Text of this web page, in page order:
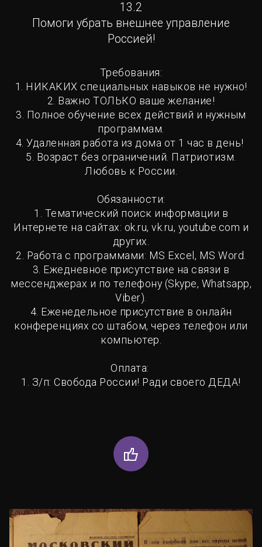
13.2
Помоги убрать внешнее управление
Россией!
Требования:
1. НИКАКИХ специальных навыков не нужно!
2. Важно ТОЛЬКО ваше желание!
3. Полное обучение всех действий и нужным
программам.
4. Удаленная работа из дома от 1 час в день!
5. Возраст без ограничений. Патриотизм.
Любовь к России.
Обязанности:
1. Тематический поиск информации в
Интернете на сайтах: ok.ru, vk.ru, youtube.com и
других.
2. Работа с программами: MS Exсel, MS Word.
3. Ежедневное присутствие на связи в
мессенджерах и по телефону (Skype, Whatsapp,
Viber).
4. Еженедельное присутствие в онлайн
конференциях со штабом, через телефон или
компьютер.
Оплата:
1. З/п: Свобода России! Ради своего ДЕДА!